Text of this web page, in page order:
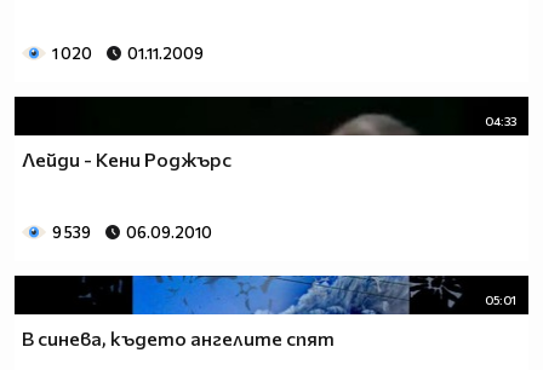
1 020 01.11.2009
04:33
Лейди - Кени Роджърс
9 539 06.09.2010
05:01
В синева, където ангелите спят